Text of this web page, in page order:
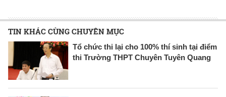
TIN KHÁC CÙNG CHUYÊN MỤC
Tổ chức thi lại cho 100% thí sinh tại điểm
thi Trường THPT Chuyên Tuyên Quang